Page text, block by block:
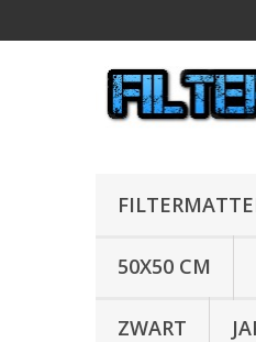
50X50 CM
ZWART